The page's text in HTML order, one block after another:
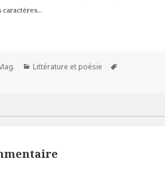
caractères...
Catégories
Littérature et poésie